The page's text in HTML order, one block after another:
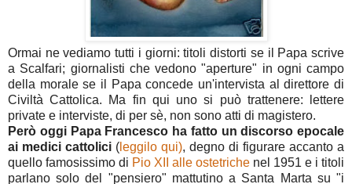
Ormai ne vediamo tutti i giorni: titoli distorti se il Papa scrive
a Scalfari; giornalisti che vedono "aperture" in ogni campo
della morale se il Papa concede un'intervista al direttore di
Civiltà Cattolica. Ma fin qui uno si può trattenere: lettere
private e interviste, di per sè, non sono atti di magistero.
Però oggi Papa Francesco ha fatto un discorso epocale
ai medici cattolici ( leggilo qui), degno di figurare accanto a
quello famosissimo di Pio XII alle ostetriche nel 1951 e i titoli
parlano solo del "pensiero" mattutino a Santa Marta su "i